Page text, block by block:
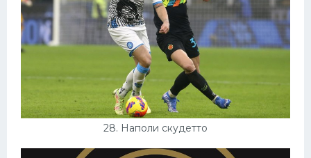
28. Наполи скудетто